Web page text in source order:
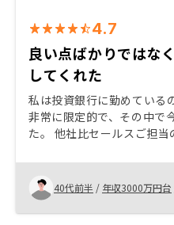
4.7
良い点ばかりではな
してくれた
私は投資銀行に勤めている
非常に限定的で、その中で
た。 他社比セールスご担
で、決めさせていただき
はなく、悪い点も含めてご
かったです。他方、セー
は、まだ不慣れでいらっし
りない印象でした。 また
40代前半 / 年収3000万円台